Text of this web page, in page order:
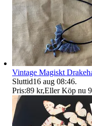
Vintage Magiskt
Sluttid16 aug 08:46.
Pris:89 kr,Eller Köp nu